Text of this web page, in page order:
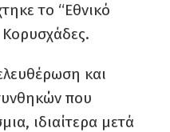
το “Εθνικό
και
που
ιδιαίτερα μετά